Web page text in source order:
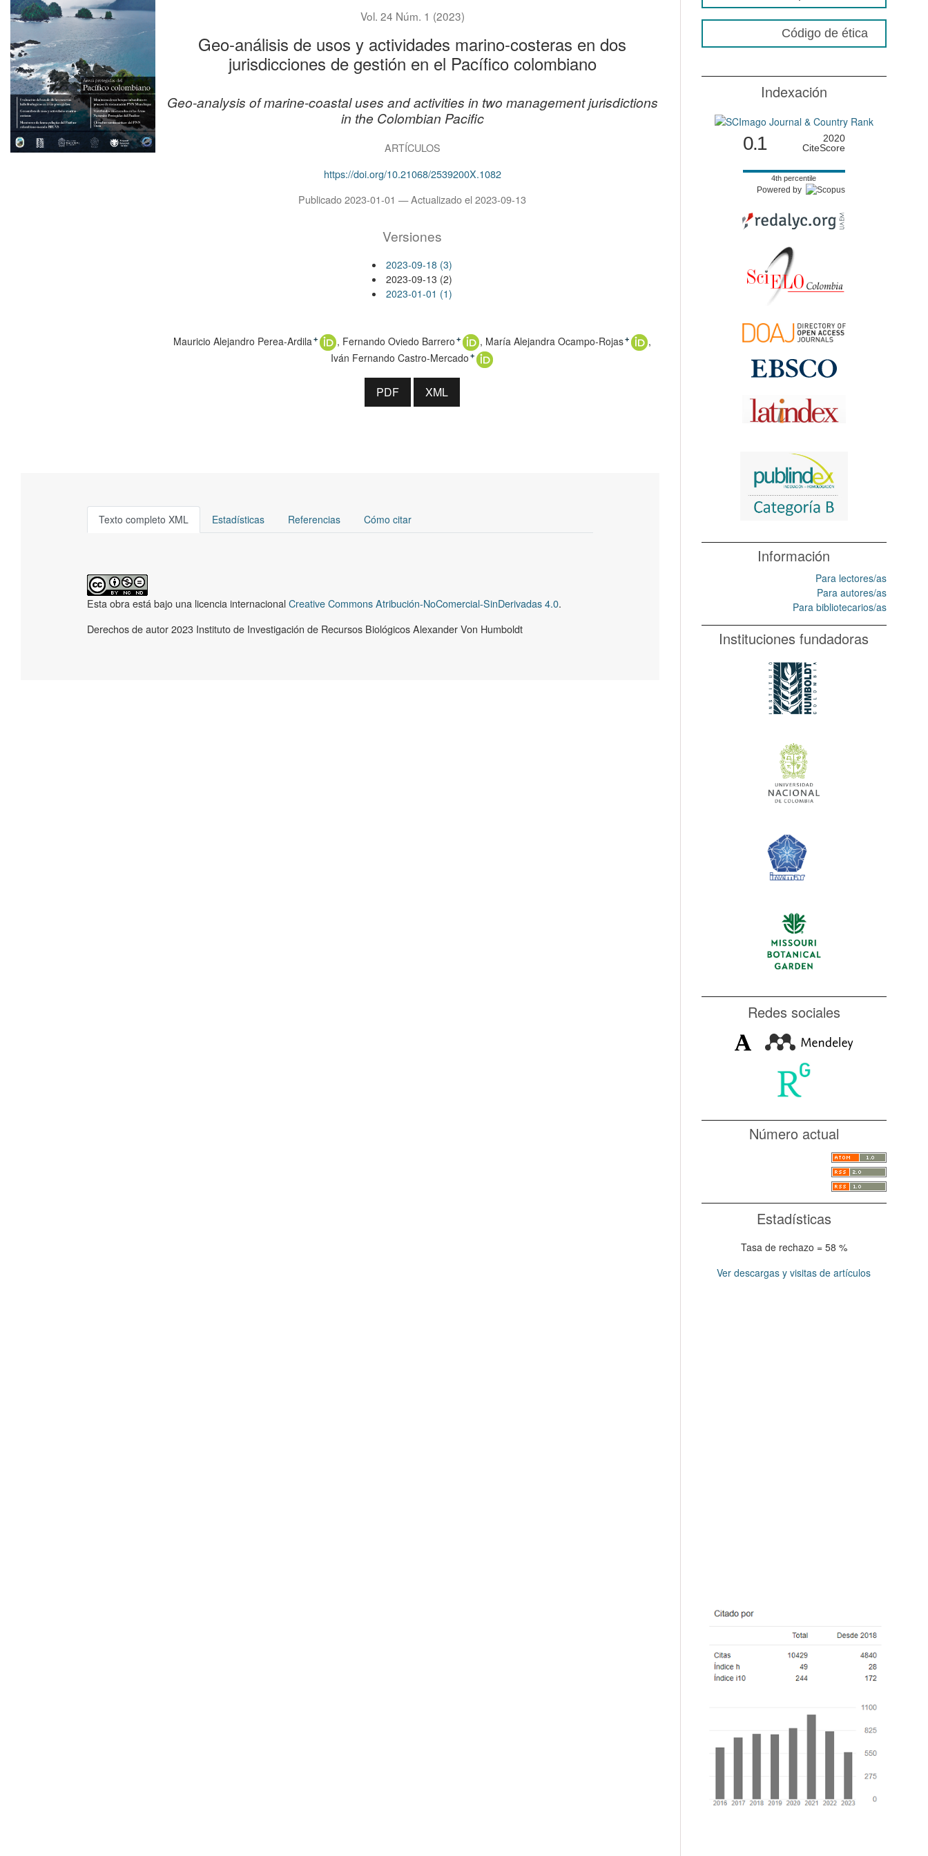
Vol. 24 Núm. 1 (2023)
Geo-análisis de usos y actividades marino-costeras en dos
jurisdicciones de gestión en el Pacífico colombiano
Geo-analysis of marine-coastal uses and activities in two management jurisdictions
in the Colombian Pacific
ARTÍCULOS
https://doi.org/10.21068/2539200X.1082
Publicado 2023-01-01 — Actualizado el 2023-09-13
Versiones
2023-09-18 (3)
2023-09-13 (2)
2023-01-01 (1)
Mauricio Alejandro Perea-Ardila + Fernando Oviedo Barrero + María Alejandra Ocampo-Rojas+
Iván Fernando Castro-Mercado +
PDF XML
Texto completo XML Estadísticas Referencias Cómo citar
Esta obra está bajo una licencia internacionalCreative Commons Atribución-NoComercial-SinDerivadas 4.0.
Derechos de autor 2023 Instituto de Investigación de Recursos Biológicos Alexander Von Humboldt
Código de ética
Indexación
0.1
2020
CiteScore
4th percentile
Powered by
Información
Para lectores/as
Para autores/as
Para bibliotecarios/as
Instituciones fundadoras
Redes sociales
Número actual
Estadísticas
Tasa de rechazo = 58 %
Ver descargas y visitas de artículos